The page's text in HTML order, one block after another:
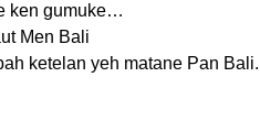
ken gumuke…
Men Bali
ketelan yeh matane Pan